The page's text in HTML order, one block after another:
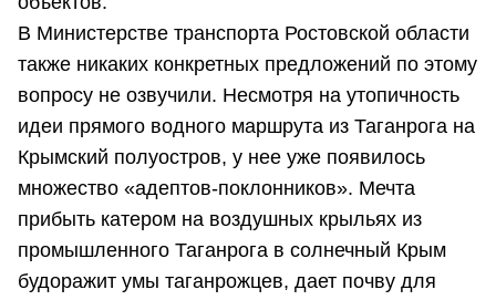
В Министерстве транспорта Ростовской области
также никаких конкретных предложений по этому
вопросу не озвучили. Несмотря на утопичность
идеи прямого водного маршрута из Таганрога на
Крымский полуостров, у нее уже появилось
множество «адептов-поклонников». Мечта
прибыть катером на воздушных крыльях из
промышленного Таганрога в солнечный Крым
будоражит умы таганрожцев, дает почву для